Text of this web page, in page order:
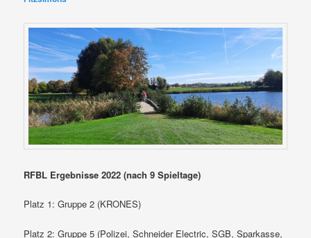
RFBL Ergebnisse 2022 (nach 9 Spieltage)
Platz 1: Gruppe 2 (KRONES)
Platz 2: Gruppe 5 (Polizei, Schneider Electric, SGB, Sparkasse,